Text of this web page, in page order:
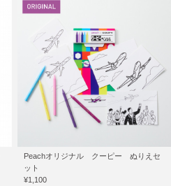
Peachオリジナル クーピー ぬりえセ
ット
¥1,100